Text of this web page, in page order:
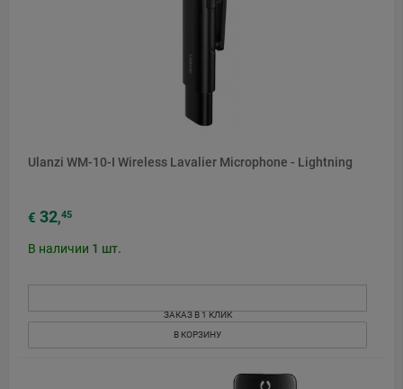
Ulanzi WM-10-I Wireless Lavalier Microphone - Lightning
€ 32,45
В наличии 1 шт.
ЗАКАЗ В 1 КЛИК
В КОРЗИНУ